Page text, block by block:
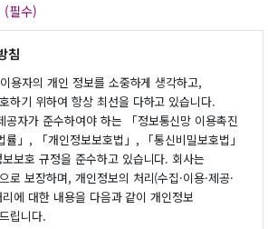
관에 동의 후 회사에 개인정보를 제공하여
원 아이디(ID)를 부여 받은 만 14세 이상의
정보를 지속적으로 제공 받으며 서비스를
개인 및 단체의 회원입니다.
인증 또는 공직자 메일 인증, 서류 인증 등의
합니다. 서류 인증이란 특수학교 재직 교사,
경우 회사가 특정 서류(재직증명서,
생실습일지 등)를 통해 회원으로서의 자격
말합니다. 단, 서류 인증회원의 경우 1년마다
이용할 수 있습니다.
서 규정한 인증회원에 해당하지 않은
츠 이용에 제한이 있습니다. 2.3 “비회원” 이라
(필수)
침
용자의 개인 정보를 소중하게 생각하고,
하기 위하여 항상 최선을 다하고 있습니다.
공자가 준수하여야 하는 「정보통신망 이용촉진
」, 「개인정보보호법」, 「통신비밀보호법」
보호 규정을 준수하고 있습니다. 회사는
로 보장하며, 개인정보의 처리(수집·이용·제공·
에 대한 내용을 다음과 같이 개인정보
립니다.